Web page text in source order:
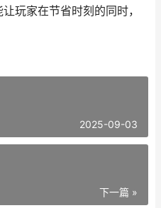
玩家在节省时刻的同时，
2025-09-03
下一篇 »